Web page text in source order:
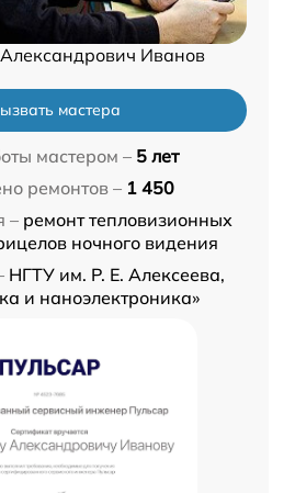
Иванов
мастера
мастером – 5 лет
ремонтов – 1 450
– ремонт тепловизионных
ночного видения
НГТУ им. Р. Е. Алексеева,
и наноэлектроника»